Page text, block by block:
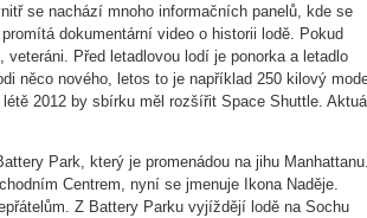
se nachází mnoho informačních panelů, kde se
dokumentární video o historii lodě. Pokud
Před letadlovou lodí je ponorka a letadlo
něco nového, letos to je například 250 kilový
2012 by sbírku měl rozšířit Space Shuttle.
Park, který je promenádou na jihu Manhattanu.
Centrem, nyní se jmenuje Ikona Naděje.
Z Battery Parku vyjíždějí lodě na Sochu